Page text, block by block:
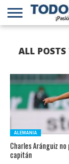
B
CHILENA
EN EL
MUNDO
ALL
ALEMANIA
Charles Aránguiz
capitán